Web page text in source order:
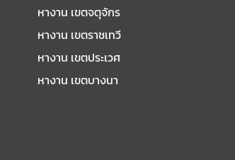
หางาน เขตจตุจักร
หางาน เขตราชเทวี
หางาน เขตประเวศ
หางาน เขตบางนา